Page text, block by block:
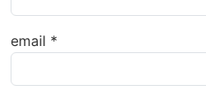
email *